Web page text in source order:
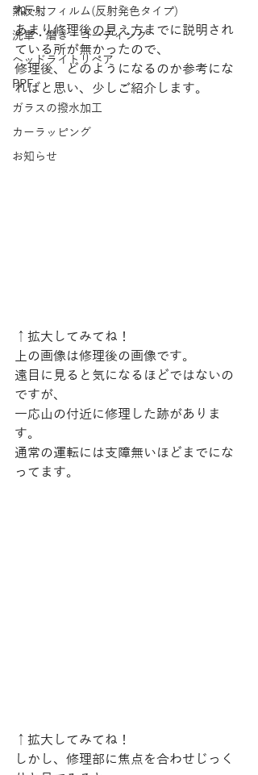
熱反射フィルム(反射発色タイプ)
洗車・磨き・コーティング
ヘッドライトリペア
PPF
ガラスの撥水加工
カーラッピング
お知らせ
ね…。
あまり修理後の見え方までに説明され
ている所が無かったので、
修理後、どのようになるのか参考にな
ればと思い、少しご紹介します。
↑拡大してみてね！
上の画像は修理後の画像です。
遠目に見ると気になるほどではないの
ですが、
一応山の付近に修理した跡がありま
す。
通常の運転には支障無いほどまでにな
ってます。
↑拡大してみてね！
しかし、修理部に焦点を合わせじっく